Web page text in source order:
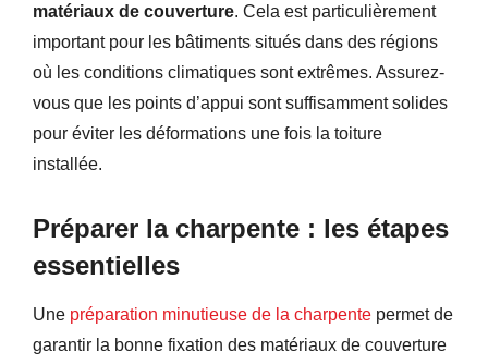
matériaux de couverture. Cela est particulièrement
important pour les bâtiments situés dans des régions
où les conditions climatiques sont extrêmes. Assurez-
vous que les points d’appui sont suffisamment solides
pour éviter les déformations une fois la toiture
installée.
Préparer la charpente : les étapes
essentielles
Une préparation minutieuse de la charpente permet de
garantir la bonne fixation des matériaux de couverture